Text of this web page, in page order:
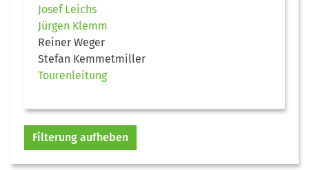
Josef Leichs
Jürgen Klemm
Reiner Weger
Stefan Kemmetmiller
Tourenleitung
Filterung aufheben